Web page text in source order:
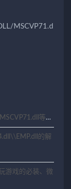
等相
的解
游戏的必装、微